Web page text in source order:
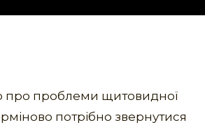
про проблеми щитовидної
потрібно звернутися